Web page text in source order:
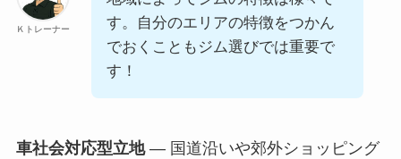
Ｋトレーナー
す。自分のエリアの特徴をつかん
でおくこともジム選びでは重要で
す！
車社会対応型立地— 国道沿いや郊外ショッピング